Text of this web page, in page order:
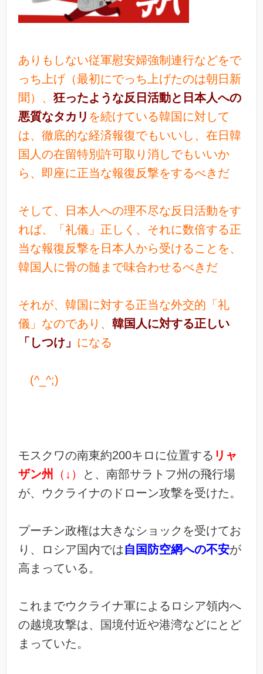
ありもしない従軍慰安婦強制連行などをで
っち上げ（最初にでっち上げたのは朝日新
聞）、 狂ったような反日活動と日本人への
悪質なタカリ を続けている韓国に対して
は、徹底的な経済報復でもいいし、在日韓
国人の在留特別許可取り消しでもいいか
ら、即座に正当な報復反撃をするべきだ
そして、日本人への理不尽な反日活動をす
れば、「礼儀」正しく、それに数倍する正
当な報復反撃を日本人から受けることを、
韓国人に骨の髄まで味合わせるべきだ
それが、韓国に対する正当な外交的「礼
儀」なのであり、 韓国人に対する正しい
「しつけ」 になる
(^_^;)
モスクワの南東約200キロに位置する リャ
ザン州
（↓）
と、南部サラトフ州の飛行場
が、ウクライナのドローン攻撃を受けた。
プーチン政権は大きなショックを受けてお
り、ロシア国内では自国防空網への不安が
高まっている。
これまでウクライナ軍によるロシア領内へ
の越境攻撃は、国境付近や港湾などにとど
まっていた。